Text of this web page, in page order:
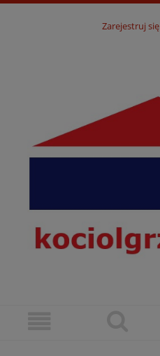
Zarejestruj się